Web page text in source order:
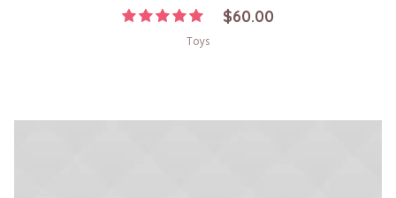
$60.00
Toys